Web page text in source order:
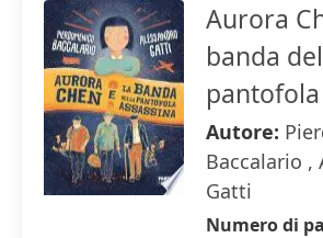
Aurora
banda
Autore:
Baccalario ,
Gatti
Numero di